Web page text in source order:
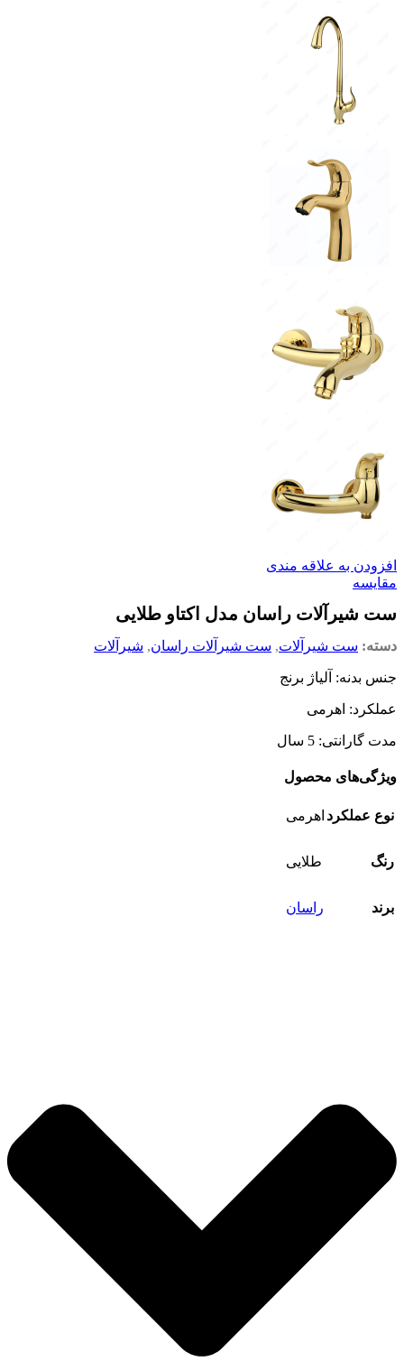
افزودن به علاقه مندی
مقایسه
ست شیرآلات راسان مدل اکتاو طلایی
دسته: ست شیرآلات, ست شیرآلات راسان, شیرآلات
جنس بدنه: آلیاژ برنج
عملکرد: اهرمی
مدت گارانتی: 5 سال
ویژگی‌های محصول
نوع عملکرد اهرمی
رنگ طلایی
برند راسان